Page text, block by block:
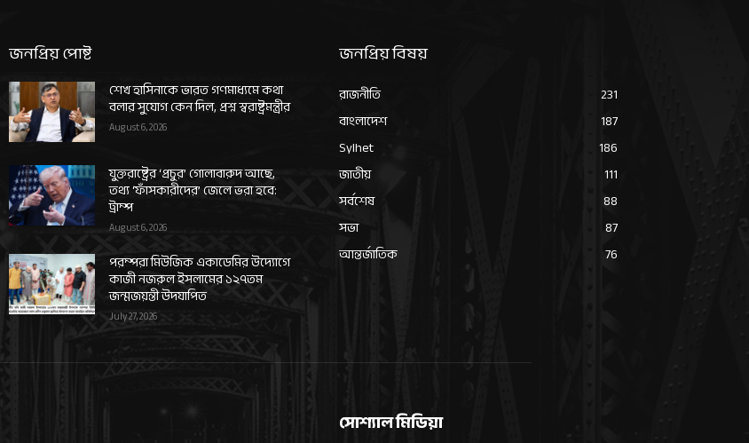
জনপ্রিয় পোষ্ট
শেখ হাসিনাকে ভারত গণমাধ্যমে কথা
বলার সুযোগ কেন দিল, প্রশ্ন স্বরাষ্ট্রমন্ত্রীর
August 6, 2026
যুক্তরাষ্ট্রের ‘প্রচুর’ গোলাবারুদ আছে,
তথ্য ‘ফাঁসকারীদের’ জেলে ভরা হবে:
ট্রাম্প
August 6, 2026
পরম্পরা মিউজিক একাডেমির উদ্যোগে
কাজী নজরুল ইসলামের ১২৭তম
জন্মজয়ন্তী উদযাপিত
July 27, 2026
জনপ্রিয় বিষয়
রাজনীতি
231
বাংলাদেশ
187
Sylhet
186
জাতীয়
111
সর্বশেষ
88
সভা
87
আন্তর্জাতিক
76
সোশ্যাল মিডিয়া